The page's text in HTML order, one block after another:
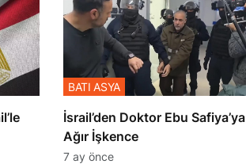
İsrail’den Doktor Ebu Safiya’ya
Ağır İşkence
BATI ASYA
7 ay önce